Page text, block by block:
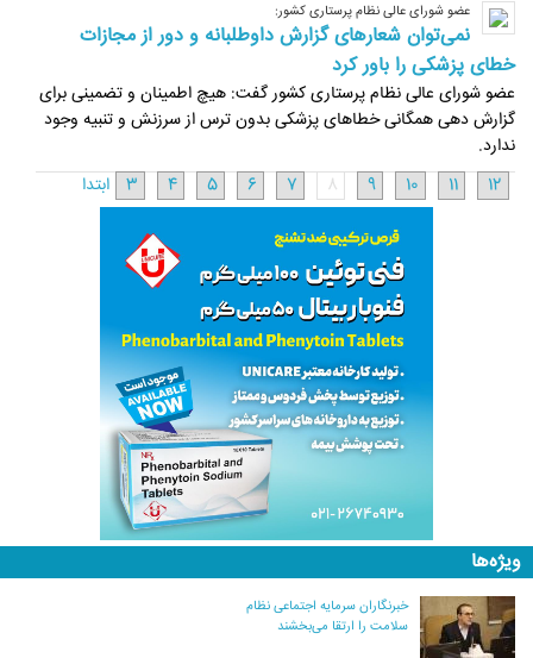
عضو شورای عالی نظام پرستاری کشور:
نمی‌توان شعارهای گزارش داوطلبانه و دور از مجازات
خطای پزشکی را باور کرد
عضو شورای عالی نظام پرستاری کشور گفت: هیچ اطمینان و تضمینی برای
گزارش دهی همگانی خطاهای پزشکی بدون ترس از سرزنش و تنبیه وجود
ندارد.
3
4 5 6 7 8 9 10 11 12 ابتدا
ویژه‌ها
خبرنگاران سرمایه اجتماعی نظام
سلامت را ارتقا می‌بخشند